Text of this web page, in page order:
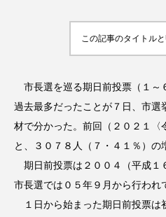
この記事のタイトル
市長選を巡る期日前投票（１～
過去最多だったことが７日、市選
材で分かった。前回（２０２１〈
と、３０７８人（７・４１％）の
期日前投票は２００４（平成１
市長選では０５年９月から行われ
１日から始まった期日前投票は